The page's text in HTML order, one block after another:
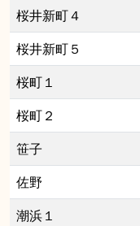
桜井新町４
桜井新町５
桜町１
桜町２
笹子
佐野
潮浜１